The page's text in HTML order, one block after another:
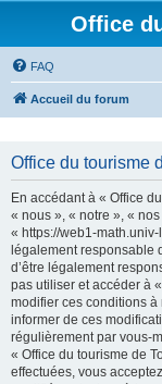
Office
FAQ
Accueil du forum
Office du tourisme
En accédant à « Office
« nous », « notre », «
« https://web1-
légalement responsable
d’être légalement
pas utiliser et accéder à
modifier ces conditions à
informer de ces
régulièrement par vous-
« Office du tourisme de
effectuées, vous